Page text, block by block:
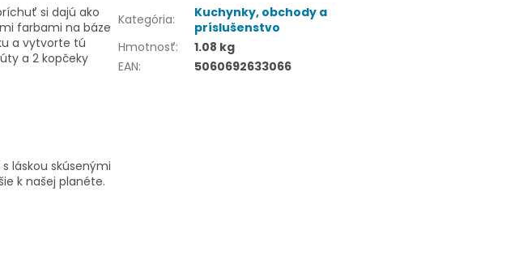
si dajú ako
farbami na báze
a vytvorte tú
a 2 kopčeky
láskou skúsenými
k našej planéte.
Kategória:
Kuchynky, obchody a
príslušenstvo
Hmotnosť:
1.08 kg
EAN: 5060692633066